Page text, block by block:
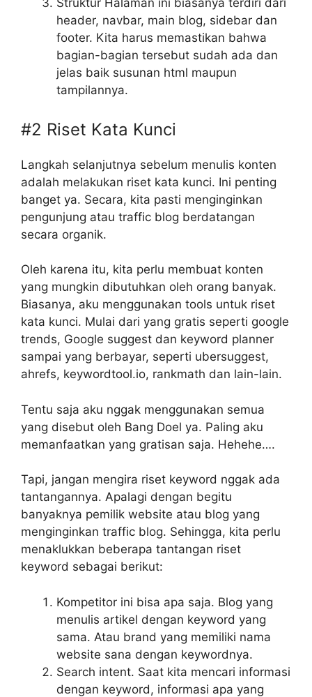
Struktur Halaman ini biasanya terdiri dari
header, navbar, main blog, sidebar dan
footer. Kita harus memastikan bahwa
bagian-bagian tersebut sudah ada dan
jelas baik susunan html maupun
tampilannya.
#2 Riset Kata Kunci
Langkah selanjutnya sebelum menulis konten
adalah melakukan riset kata kunci. Ini penting
banget ya. Secara, kita pasti menginginkan
pengunjung atau traffic blog berdatangan
secara organik.
Oleh karena itu, kita perlu membuat konten
yang mungkin dibutuhkan oleh orang banyak.
Biasanya, aku menggunakan tools untuk riset
kata kunci. Mulai dari yang gratis seperti google
trends, Google suggest dan keyword planner
sampai yang berbayar, seperti ubersuggest,
ahrefs, keywordtool.io, rankmath dan lain-lain.
Tentu saja aku nggak menggunakan semua
yang disebut oleh Bang Doel ya. Paling aku
memanfaatkan yang gratisan saja. Hehehe….
Tapi, jangan mengira riset keyword nggak ada
tantangannya. Apalagi dengan begitu
banyaknya pemilik website atau blog yang
menginginkan traffic blog. Sehingga, kita perlu
menaklukkan beberapa tantangan riset
keyword sebagai berikut:
Kompetitor ini bisa apa saja. Blog yang
menulis artikel dengan keyword yang
sama. Atau brand yang memiliki nama
website sana dengan keywordnya.
Search intent. Saat kita mencari informasi
dengan keyword, informasi apa yang